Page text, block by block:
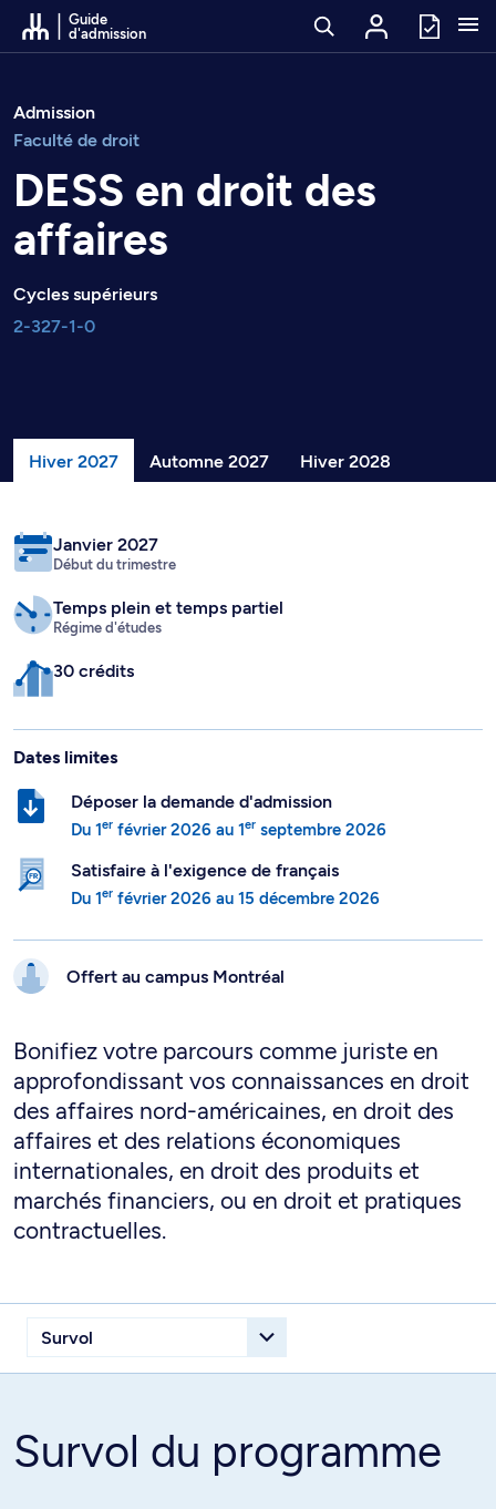
Passer au contenu
Guide
d'admission
Admission
Faculté de droit
DESS en droit des
affaires
Cycles supérieurs
2-327-1-0
Hiver 2027 Automne 2027 Hiver 2028
Janvier 2027
Début du trimestre
Temps plein et temps partiel
Régime d'études
30 crédits
Dates limites
Déposer la demande d'admission
Du 1er février 2026 au 1er septembre 2026
Satisfaire à l'exigence de français
Du 1er février 2026 au 15 décembre 2026
Offert au campus Montréal
Bonifiez votre parcours comme juriste en
approfondissant vos connaissances en droit
des affaires nord-américaines, en droit des
affaires et des relations économiques
internationales, en droit des produits et
marchés financiers, ou en droit et pratiques
contractuelles.
Survol du programme